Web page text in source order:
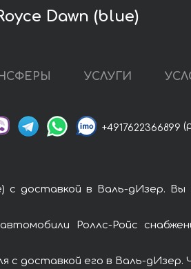
Dawn (blue)
УСЛУГИ
+4917622366899
с доставкой в Валь-дИзер.
Роллс-Ройс
доставкой его в Валь-дИзер.